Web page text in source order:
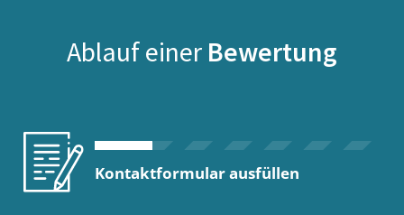
Ablauf einer Bewertung
Kontaktformular ausfüllen